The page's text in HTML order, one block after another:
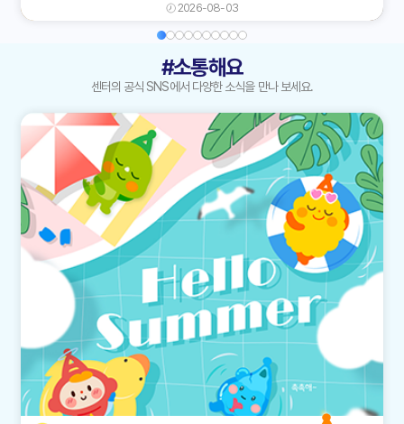
2026-08-03
#소통해요
센터의 공식 SNS에서 다양한 소식을 만나 보세요.